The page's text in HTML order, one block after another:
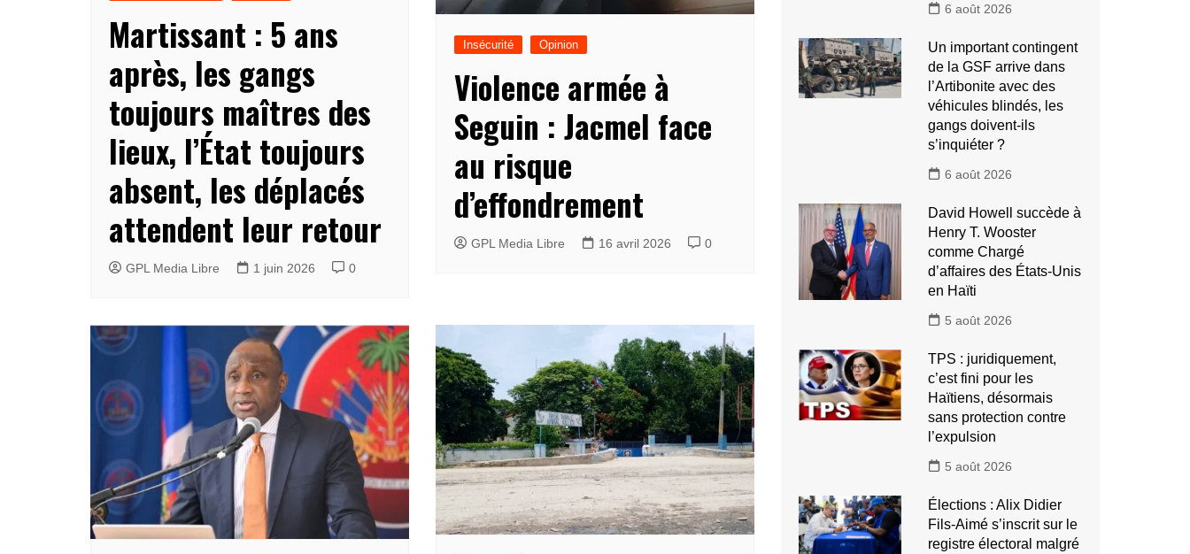
Martissant : 5 ans
après, les gangs
toujours maîtres des
lieux, l’État toujours
absent, les déplacés
attendent leur retour
GPL Media Libre 1 juin 2026 0
Insécurité Opinion
Violence armée à
Seguin : Jacmel face
au risque
d’effondrement
GPL Media Libre 16 avril 2026 0
6 août 2026
Un important contingent
de la GSF arrive dans
l’Artibonite avec des
véhicules blindés, les
gangs doivent-ils
s’inquiéter ?
6 août 2026
David Howell succède à
Henry T. Wooster
comme Chargé
d’affaires des États-Unis
en Haïti
5 août 2026
TPS : juridiquement,
c’est fini pour les
Haïtiens, désormais
sans protection contre
l’expulsion
5 août 2026
Élections : Alix Didier
Fils-Aimé s’inscrit sur le
registre électoral malgré